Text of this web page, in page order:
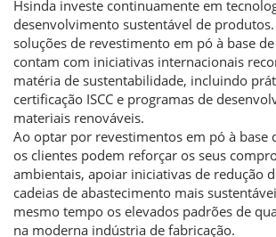
Hsinda investe continuamente em
desenvolvimento sustentável de produtos.
soluções de revestimento em pó à base
contam com iniciativas internacionais
matéria de sustentabilidade, incluindo
certificação ISCC e programas de
materiais renováveis.
Ao optar por revestimentos em pó à base
os clientes podem reforçar os seus
ambientais, apoiar iniciativas de redução
cadeias de abastecimento mais
mesmo tempo os elevados padrões de
na moderna indústria de fabricação.